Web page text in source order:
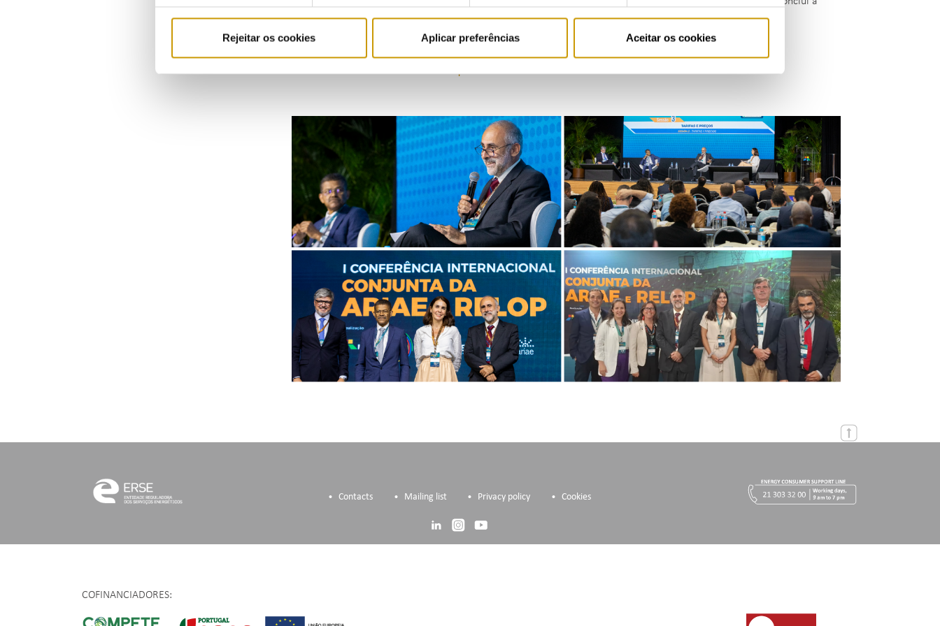
Rejeitar os cookies Aplicar preferências Aceitar os cookies
Declaração de Iguaçu.
Aceda à Declaração de Iguaçu
Aceda aosite da RELOPouassista aqui
Contacts Mailing list Privacy policy Cookies
COFINANCIADORES: